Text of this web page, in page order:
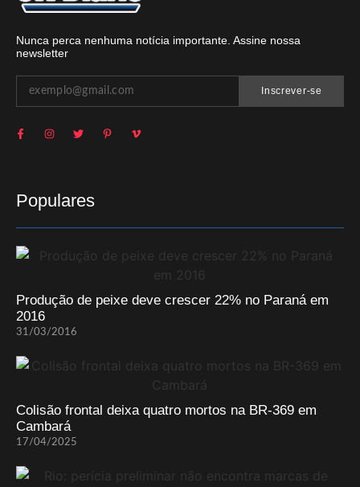
Nunca perca nenhuma notícia importante. Assine nossa
newsletter
Inscrever-se
Populares
Produção de peixe deve crescer 22% no Paraná em
2016
31/03/2016
Colisão frontal deixa quatro mortos na BR-369 em
Cambará
17/04/2025